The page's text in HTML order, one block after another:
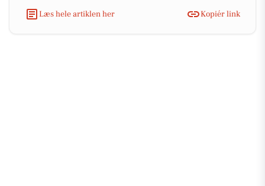
Læs hele artiklen her
Kopiér link